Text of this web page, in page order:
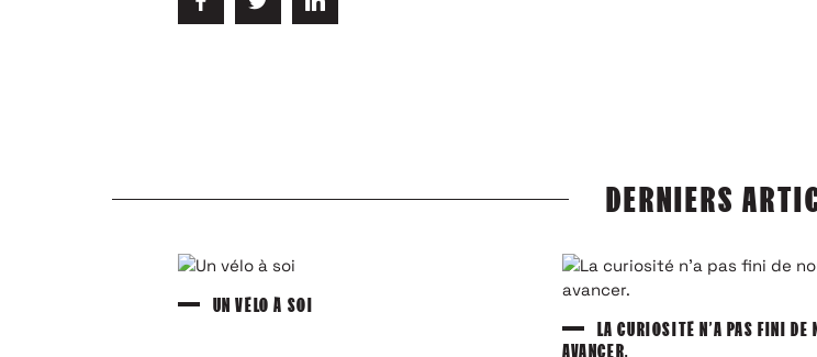
DERNIERS
UN VÉLO À SOI
LA CURIOSITÉ N’A PAS FINI DE
AVANCER.